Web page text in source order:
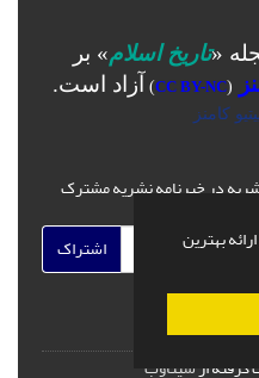
بهترین
«تاریخ اسلام» بر
(
CC BY-NC
) آزاد است.
در خبرنامه نشریه مشترک
اشتراک
ازسیناوب